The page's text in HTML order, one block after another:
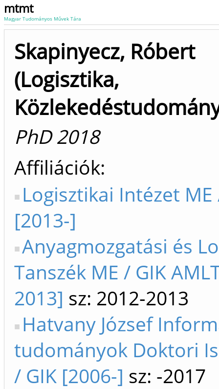
mtmt
Magyar Tudományos Művek Tára
Skapinyecz, Róbert
(Logisztika,
PhD 2018
Affiliációk
Logisztikai Intézet ME
[2013-]
Anyagmozgatási és
Tanszék ME / GIK
2013] sz: 2012-2013
Hatvany József
tudományok Doktori
/ GIK [2006-] sz: -2017